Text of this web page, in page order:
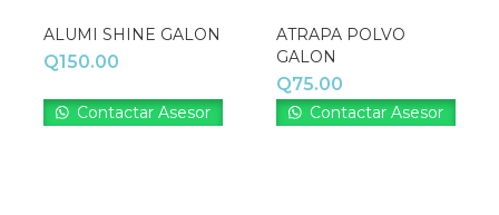
ALUMI SHINE GALON
Q150.00
Contactar Asesor
ATRAPA POLVO
GALON
Q75.00
Contactar Asesor